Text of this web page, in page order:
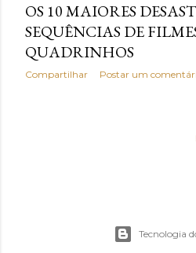
OS 10 MAIORES
SEQUÊNCIAS DE
QUADRINHOS
Compartilhar Postar um
Tecnologia